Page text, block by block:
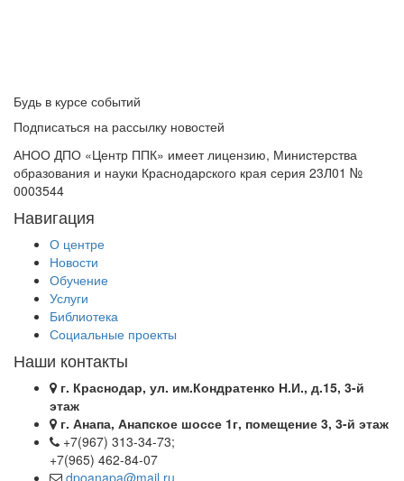
Будь в курсе событий
Подписаться на рассылку новостей
АНОО ДПО «Центр ППК» имеет лицензию, Министерства
образования и науки Краснодарского края серия 23Л01 №
0003544
Навигация
О центре
Новости
Обучение
Услуги
Библиотека
Социальные проекты
Наши контакты
г. Краснодар, ул. им.Кондратенко Н.И., д.15, 3-й
этаж
г. Анапа, Анапское шоссе 1г, помещение 3, 3-й этаж
+7(967) 313-34-73;
+7(965) 462-84-07
dpoanapa@mail.ru